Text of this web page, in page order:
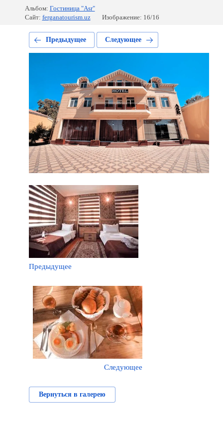
Альбом: Гостиница "Аsr"
Сайт: ferganatourism.uz Изображение: 16/16
Предыдущее Следующее
Предыдущее
Следующее
Вернуться в галерею